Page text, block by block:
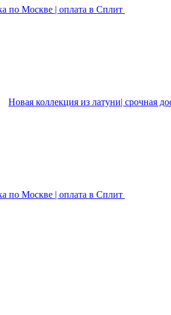
по Москве | оплата в Сплит
Новая коллекция из латуни| срочная
по Москве | оплата в Сплит